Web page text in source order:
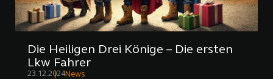
Die Heiligen Drei Könige – Die ersten
Lkw Fahrer
23.12.2024News